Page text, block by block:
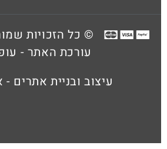
© כל הזכויות
עורכת האתר -
עיצוב ובניית אתרים -